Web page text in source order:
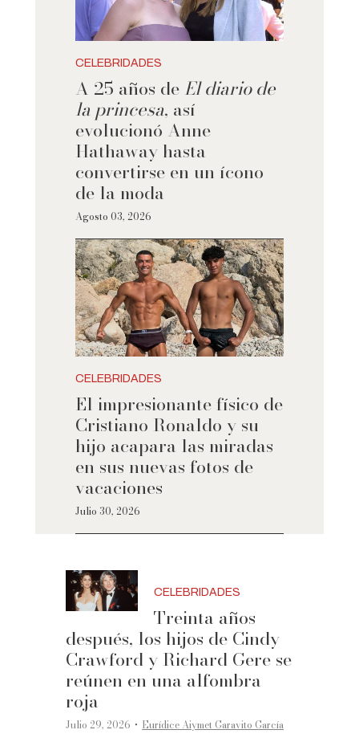
CELEBRIDADES
A 25 años de El diario de
la princesa, así
evolucionó Anne
Hathaway hasta
convertirse en un ícono
de la moda
Agosto 03, 2026
CELEBRIDADES
El impresionante físico de
Cristiano Ronaldo y su
hijo acapara las miradas
en sus nuevas fotos de
vacaciones
Julio 30, 2026
CELEBRIDADES
Treinta años
después, los hijos de Cindy
Crawford y Richard Gere se
reúnen en una alfombra
roja
Julio 29, 2026 ·Eurídice Aiymet Garavito García